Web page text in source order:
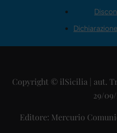
Copyright © ilSicilia | aut.
29/09/
Editore: Mercurio